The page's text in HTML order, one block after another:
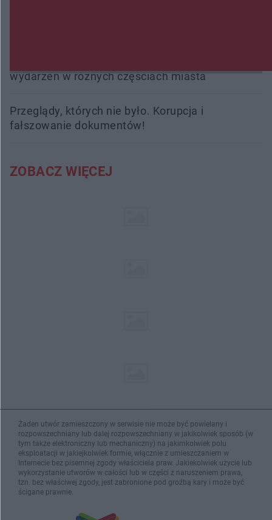
wydarzeń w różnych częściach miasta
Przeglądy, których nie było. Korupcja i
fałszowanie dokumentów!
ZOBACZ WIĘCEJ
Żaden utwór zamieszczony w serwisie nie może być powielany i
rozpowszechniany lub dalej rozpowszechniany w jakikolwiek sposób (w
tym także elektroniczny lub mechaniczny) na jakimkolwiek polu
eksploatacji w jakiejkolwiek formie, włącznie z umieszczaniem w
Internecie bez pisemnej zgody właściciela praw. Jakiekolwiek użycie lub
wykorzystanie utworów w całości lub w części z naruszeniem prawa,
tzn. bez właściwej zgody, jest zabronione pod groźbą kary i może być
ścigane prawnie.